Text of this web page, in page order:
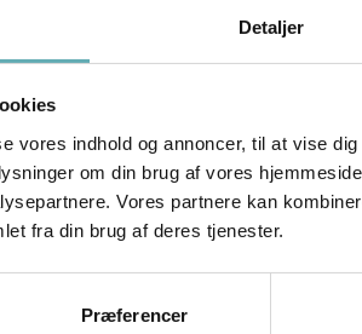
Detaljer
vores indhold og annoncer, til at vise
om din brug af vores
Vores partnere kan
fra din brug af deres tjenester.
Præferencer
profil under vores nyheder.
tjekker den, kontaktpersonen
du får en fornemmelse af hvad der
på
projekter der skal udføres. Men
at have en skabelon til både CV
stillingsbetegnelse
men der er skræmmende mange